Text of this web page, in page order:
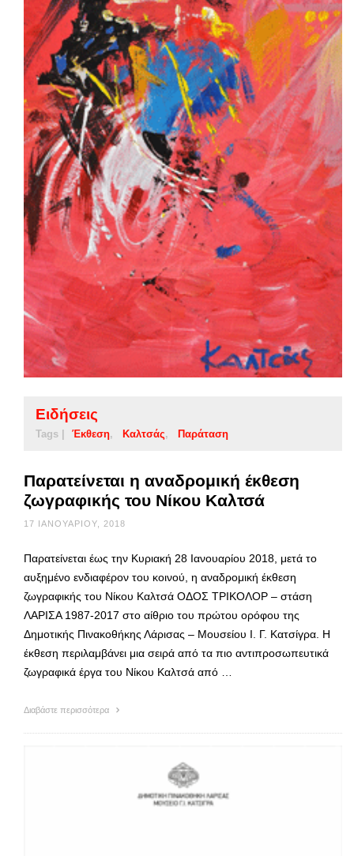
Ειδήσεις
Tags | Έκθεση Καλτσάς Παράταση
Παρατείνεται η αναδρομική έκθεση
ζωγραφικής του Νίκου Καλτσά
17 ΙΑΝΟΥΑΡΊΟΥ, 2018
Παρατείνεται έως την Κυριακή 28 Ιανουαρίου 2018, μετά το
αυξημένο ενδιαφέρον του κοινού, η αναδρομική έκθεση
ζωγραφικής του Νίκου Καλτσά ΟΔΟΣ ΤΡΙΚΟΛΟΡ – στάση
ΛΑΡΙΣΑ 1987-2017 στο αίθριο του πρώτου ορόφου της
Δημοτικής Πινακοθήκης Λάρισας – Μουσείου Ι. Γ. Κατσίγρα. Η
έκθεση περιλαμβάνει μια σειρά από τα πιο αντιπροσωπευτικά
ζωγραφικά έργα του Νίκου Καλτσά από …
Διαβάστε περισσότερα